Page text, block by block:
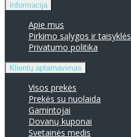
Informacija
Apie mus
Pirkimo sąlygos ir taisyklės
Privatumo politika
Klientų aptarnavimas
Visos prekės
Prekės su nuolaida
Gamintojai
Dovanų kuponai
Svetainės medis